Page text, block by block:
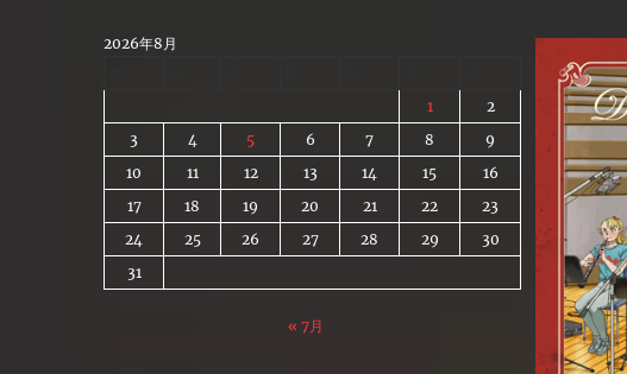
2026年8月
1
2
3
4 5 6 7 8
9
10
11 12 13 14 15
16
17
18 19 20 21 22
23
24
25 26 27 28 29
30
31
« 7月